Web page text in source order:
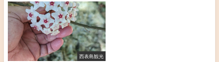
西表島観光